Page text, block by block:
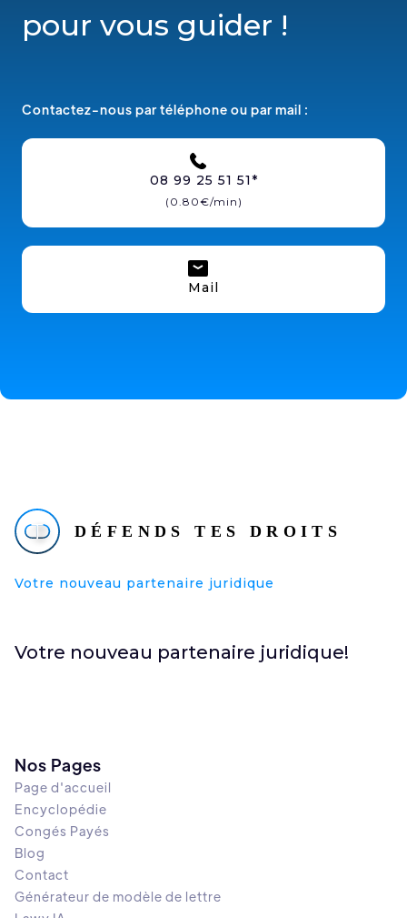
pour vous guider !
Contactez-nous par téléphone ou par mail :
08 99 25 51 51*
(0.80€/min)
Mail
Votre nouveau partenaire juridique
Votre nouveau partenaire juridique!
Nos Pages
Page d'accueil
Encyclopédie
Congés Payés
Blog
Contact
Générateur de modèle de lettre